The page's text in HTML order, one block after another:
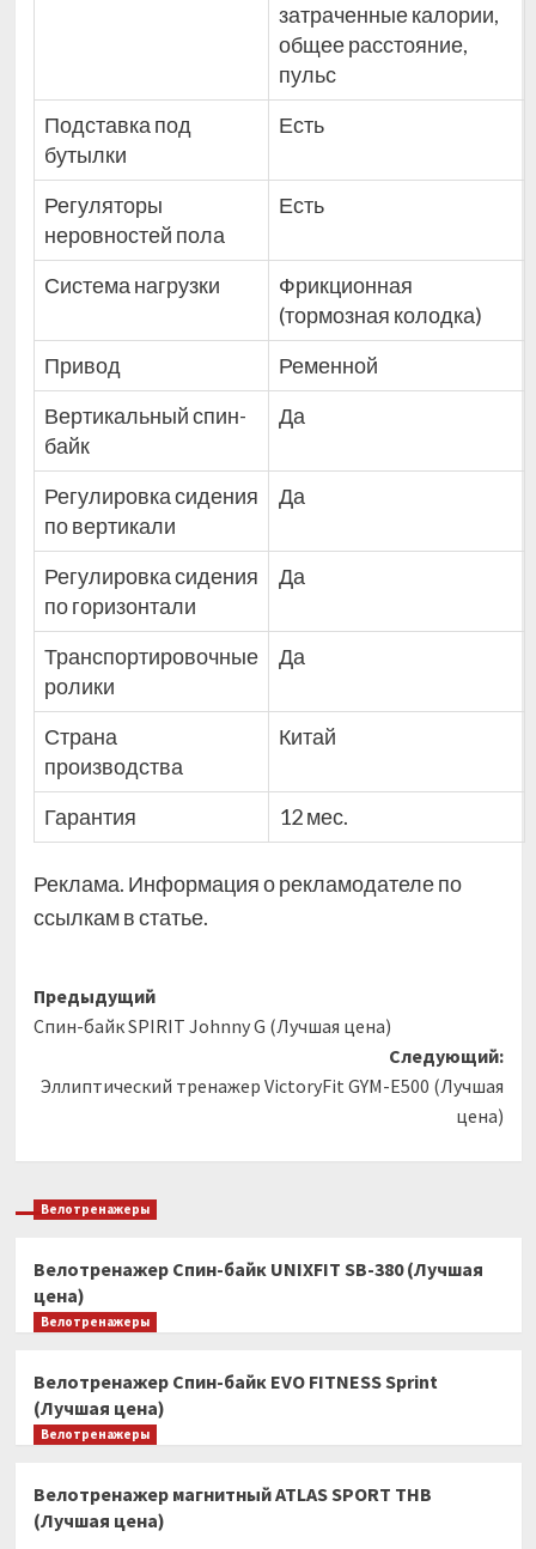
затраченные калории,
общее расстояние,
пульс
Подставка под
бутылки
Есть
Регуляторы
неровностей пола
Есть
Система нагрузки
Фрикционная
(тормозная колодка)
Привод
Ременной
Вертикальный спин-
байк
Да
Регулировка сидения
по вертикали
Да
Регулировка сидения
по горизонтали
Да
Транспортировочные
ролики
Да
Страна
производства
Китай
Гарантия 12 мес.
Реклама. Информация о рекламодателе по
ссылкам в статье.
Навигация
записи
Предыдущий
Спин-байк SPIRIT Johnny G (Лучшая цена)
Следующий:
Эллиптический тренажер VictoryFit GYM-E500 (Лучшая
цена)
Велотренажеры
Велотренажер Спин-байк UNIXFIT SB-380 (Лучшая
цена)
Велотренажеры
Велотренажер Спин-байк EVO FITNESS Sprint
(Лучшая цена)
Велотренажеры
Велотренажер магнитный ATLAS SPORT THB
(Лучшая цена)